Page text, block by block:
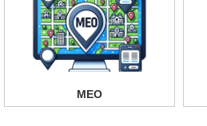
MEO